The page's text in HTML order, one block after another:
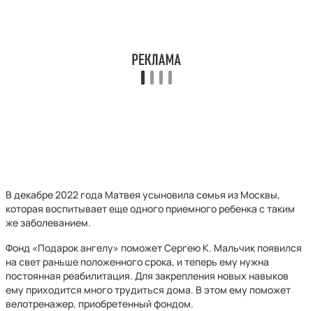
В декабре 2022 года Матвея усыновила семья из Москвы,
которая воспитывает еще одного приемного ребенка с таким
же заболеванием.
Фонд «Подарок ангелу» поможет Сергею К. Мальчик появился
на свет раньше положенного срока, и теперь ему нужна
постоянная реабилитация. Для закрепления новых навыков
ему приходится много трудиться дома. В этом ему поможет
велотренажер, приобретенный фондом.